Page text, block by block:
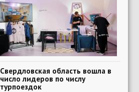
Свердловская область вошла в
число лидеров по числу
турпоездок